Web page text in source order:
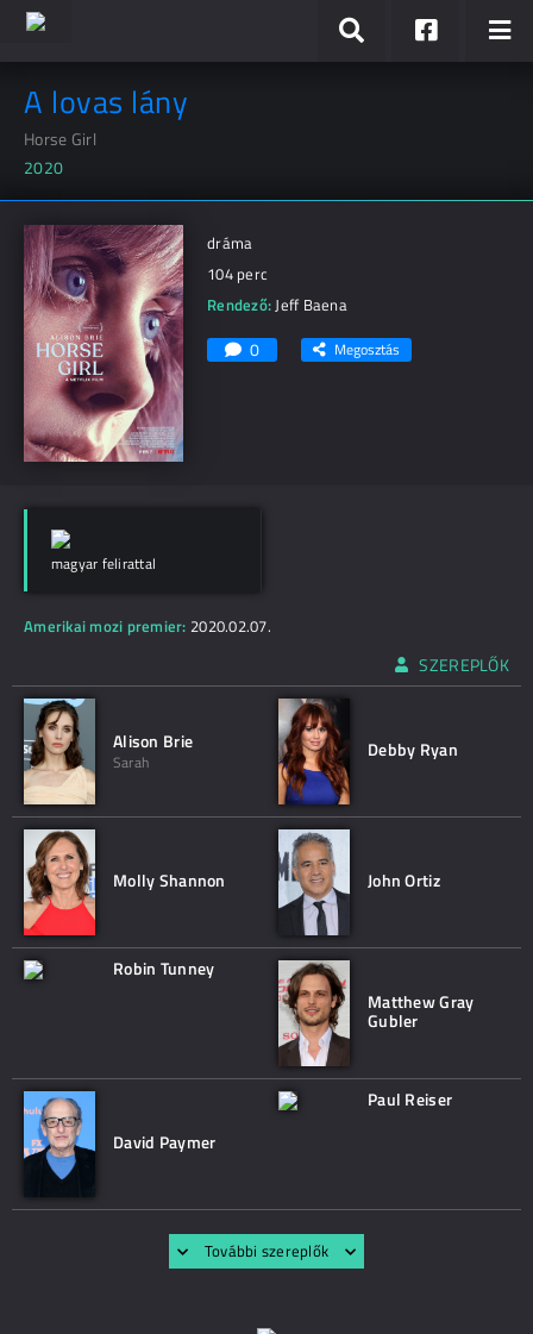
A lovas lány
Horse Girl
2020
dráma
104 perc
Rendező:Jeff Baena
0 Megosztás
magyar felirattal
Amerikai mozi premier: 2020.02.07.
SZEREPLŐK
Alison Brie
Sarah
Debby Ryan
Molly Shannon John Ortiz
Robin Tunney
Matthew Gray
Gubler
David Paymer
Paul Reiser
További szereplők